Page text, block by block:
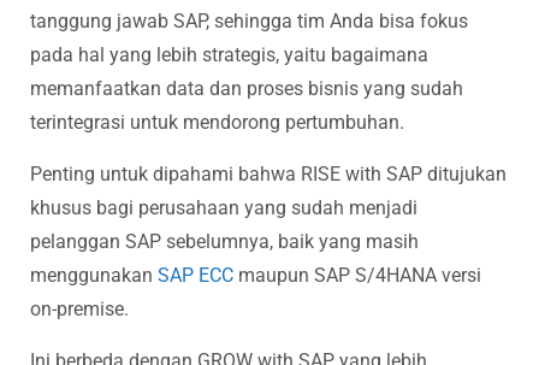
tanggung jawab SAP, sehingga tim Anda bisa fokus
pada hal yang lebih strategis, yaitu bagaimana
memanfaatkan data dan proses bisnis yang sudah
terintegrasi untuk mendorong pertumbuhan.
Penting untuk dipahami bahwa RISE with SAP ditujukan
khusus bagi perusahaan yang sudah menjadi
pelanggan SAP sebelumnya, baik yang masih
menggunakan SAP ECC maupun SAP S/4HANA versi
on-premise.